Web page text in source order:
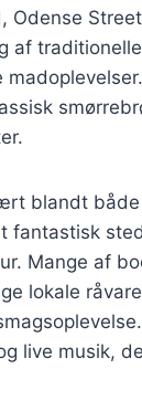
Odense
af
blandt både
fantastisk
Mange af
lokale
live musik,